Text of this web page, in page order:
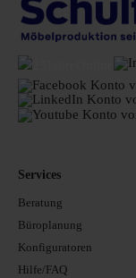
Services
Beratung
Büroplanung
Konfiguratoren
Hilfe/FAQ